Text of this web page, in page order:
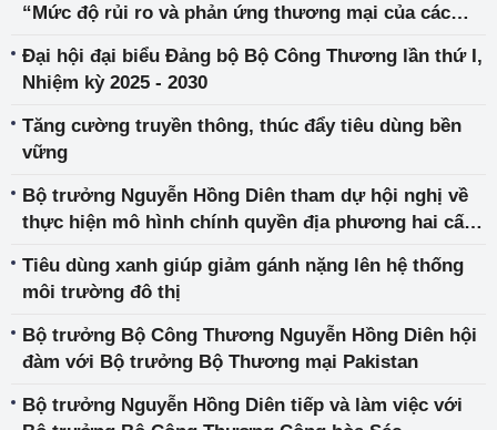
“Mức độ rủi ro và phản ứng thương mại của các
Gallen tổ chức
Đại hội đại biểu Đảng bộ Bộ Công Thương lần thứ I,
Nhiệm kỳ 2025 - 2030
Tăng cường truyền thông, thúc đẩy tiêu dùng bền
vững
Bộ trưởng Nguyễn Hồng Diên tham dự hội nghị về
thực hiện mô hình chính quyền địa phương hai cấp,
bền vững 1 triệu ha lúa
Tiêu dùng xanh giúp giảm gánh nặng lên hệ thống
môi trường đô thị
Bộ trưởng Bộ Công Thương Nguyễn Hồng Diên hội
đàm với Bộ trưởng Bộ Thương mại Pakistan
Bộ trưởng Nguyễn Hồng Diên tiếp và làm việc với